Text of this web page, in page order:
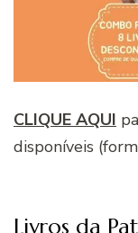
CLIQUE AQUI
disponíveis
Livros da